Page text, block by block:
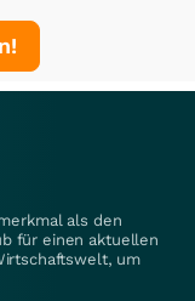
als den
für einen aktuellen
um